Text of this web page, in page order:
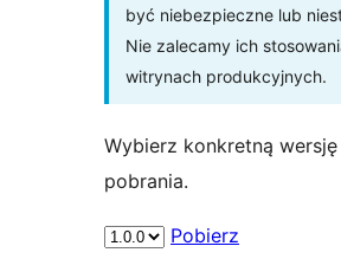
być niebezpieczne lub
Nie zalecamy ich
witrynach produkcyjnych.
Wybierz konkretną
pobrania.
Pobierz